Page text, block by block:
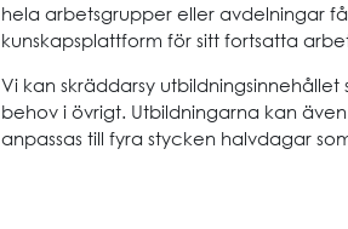
hela arbetsgrupper eller avdelningar
kunskapsplattform för sitt fortsatta
Vi kan skräddarsy
behov i övrigt. Utbildningarna kan
anpassas till fyra stycken halvdagar